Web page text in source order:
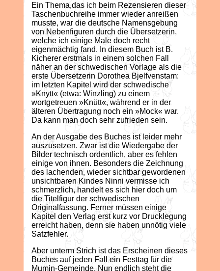
Ein Thema,das ich beim Rezensieren dieser
Taschenbuchreihe immer wieder anreißen
musste, war die deutsche Namensgebung
von Nebenfiguren durch die Übersetzerin,
welche ich einige Male doch recht
eigenmächtig fand. In diesem Buch ist B.
Kicherer erstmals in einem solchen Fall
näher an der schwedischen Vorlage als die
erste Übersetzerin Dorothea Bjelfvenstam:
im letzten Kapitel wird der schwedische
»Knytt« (etwa: Winzling) zu einem
wortgetreuen »Knütt«, während er in der
älteren Übertragung noch ein »Mock« war.
Da kann man doch sehr zufrieden sein.
An der Ausgabe des Buches ist leider mehr
auszusetzen. Zwar ist die Wiedergabe der
Bilder technisch ordentlich, aber es fehlen
einige von ihnen. Besonders die Zeichnung
des lachenden, wieder sichtbar gewordenen
unsichtbaren Kindes Ninni vermisse ich
schmerzlich, handelt es sich hier doch um
die Titelfigur der schwedischen
Originalfassung. Ferner müssen einige
Kapitel den Verlag erst kurz vor Drucklegung
erreicht haben, denn sie haben unnötig viele
Satzfehler.
Aber unterm Strich ist das Erscheinen dieses
Buches auf jeden Fall ein Festtag für die
Mumin-Gemeinde. Nun endlich steht die